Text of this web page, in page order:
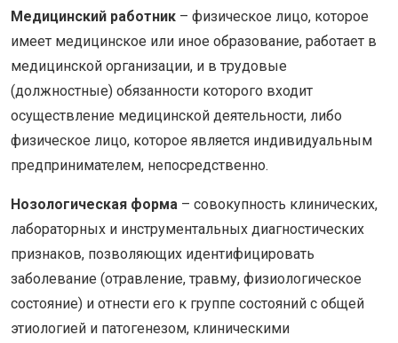
Медицинский работник – физическое лицо, которое
имеет медицинское или иное образование, работает в
медицинской организации, и в трудовые
(должностные) обязанности которого входит
осуществление медицинской деятельности, либо
физическое лицо, которое является индивидуальным
предпринимателем, непосредственно.
Нозологическая форма – совокупность клинических,
лабораторных и инструментальных диагностических
признаков, позволяющих идентифицировать
заболевание (отравление, травму, физиологическое
состояние) и отнести его к группе состояний с общей
этиологией и патогенезом, клиническими